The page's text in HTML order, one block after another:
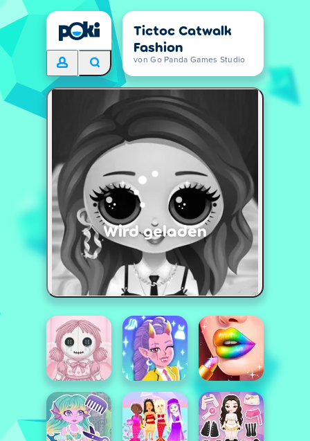
Tictoc Catwalk
Fashion
von Go Panda Games Studio
Wird geladen